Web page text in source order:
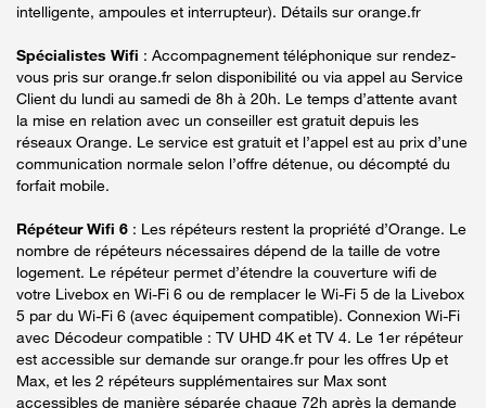
intelligente, ampoules et interrupteur). Détails sur orange.fr
Spécialistes Wifi : Accompagnement téléphonique sur rendez-
vous pris sur orange.fr selon disponibilité ou via appel au Service
Client du lundi au samedi de 8h à 20h. Le temps d’attente avant
la mise en relation avec un conseiller est gratuit depuis les
réseaux Orange. Le service est gratuit et l’appel est au prix d’une
communication normale selon l’offre détenue, ou décompté du
forfait mobile.
Répéteur Wifi 6 : Les répéteurs restent la propriété d’Orange. Le
nombre de répéteurs nécessaires dépend de la taille de votre
logement. Le répéteur permet d’étendre la couverture wifi de
votre Livebox en Wi-Fi 6 ou de remplacer le Wi-Fi 5 de la Livebox
5 par du Wi-Fi 6 (avec équipement compatible). Connexion Wi-Fi
avec Décodeur compatible : TV UHD 4K et TV 4. Le 1er répéteur
est accessible sur demande sur orange.fr pour les offres Up et
Max, et les 2 répéteurs supplémentaires sur Max sont
accessibles de manière séparée chaque 72h après la demande